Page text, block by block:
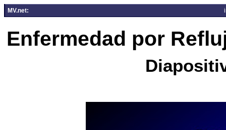
MV.net:
Enfermedad por